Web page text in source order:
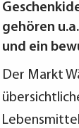
gehören
und ein
Der Markt